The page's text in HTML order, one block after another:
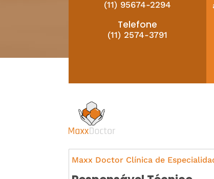
(11) 95674-2294
Telefone
(11) 2574-3791
Maxx Doctor Clínica de